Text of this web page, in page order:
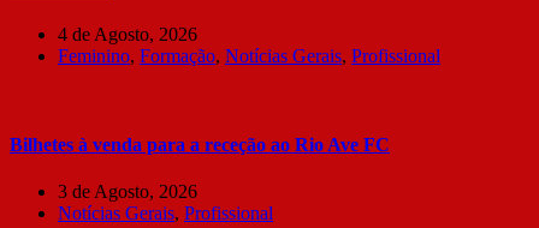
4 de Agosto, 2026
Feminino, Formação, Notícias Gerais, Profissional
Bilhetes à venda para a receção ao Rio Ave FC
3 de Agosto, 2026
Notícias Gerais, Profissional